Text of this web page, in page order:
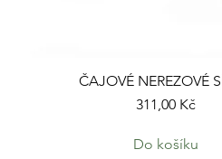
ČAJOVÉ NEREZOVÉ
Cena
311,00 Kč
Do košíku